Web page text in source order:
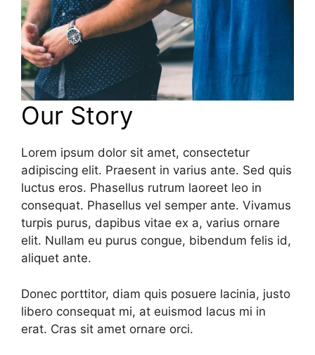
Our Story
Lorem ipsum dolor sit amet, consectetur
adipiscing elit. Praesent in varius ante. Sed quis
luctus eros. Phasellus rutrum laoreet leo in
consequat. Phasellus vel semper ante. Vivamus
turpis purus, dapibus vitae ex a, varius ornare
elit. Nullam eu purus congue, bibendum felis id,
aliquet ante.
Donec porttitor, diam quis posuere lacinia, justo
libero consequat mi, at euismod lacus mi in
erat. Cras sit amet ornare orci.